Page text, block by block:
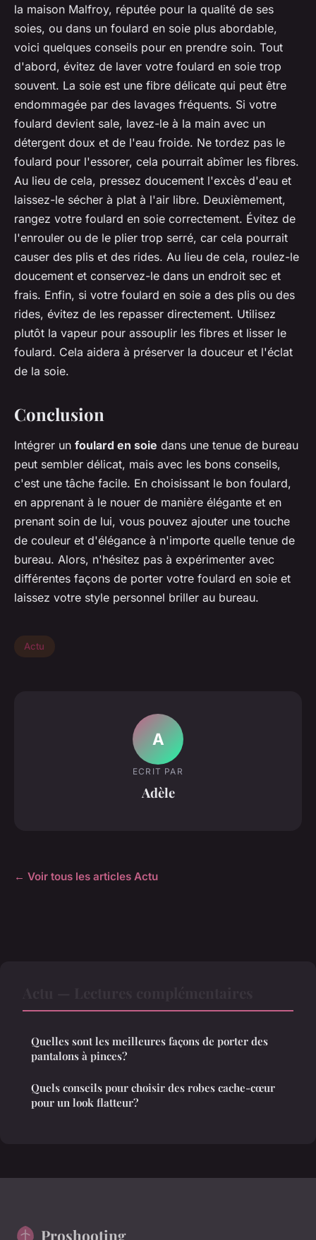
la maison Malfroy, réputée pour la qualité de ses
soies, ou dans un foulard en soie plus abordable,
voici quelques conseils pour en prendre soin. Tout
d'abord, évitez de laver votre foulard en soie trop
souvent. La soie est une fibre délicate qui peut être
endommagée par des lavages fréquents. Si votre
foulard devient sale, lavez-le à la main avec un
détergent doux et de l'eau froide. Ne tordez pas le
foulard pour l'essorer, cela pourrait abîmer les fibres.
Au lieu de cela, pressez doucement l'excès d'eau et
laissez-le sécher à plat à l'air libre. Deuxièmement,
rangez votre foulard en soie correctement. Évitez de
l'enrouler ou de le plier trop serré, car cela pourrait
causer des plis et des rides. Au lieu de cela, roulez-le
doucement et conservez-le dans un endroit sec et
frais. Enfin, si votre foulard en soie a des plis ou des
rides, évitez de les repasser directement. Utilisez
plutôt la vapeur pour assouplir les fibres et lisser le
foulard. Cela aidera à préserver la douceur et l'éclat
de la soie.
Conclusion
Intégrer un foulard en soie dans une tenue de bureau
peut sembler délicat, mais avec les bons conseils,
c'est une tâche facile. En choisissant le bon foulard,
en apprenant à le nouer de manière élégante et en
prenant soin de lui, vous pouvez ajouter une touche
de couleur et d'élégance à n'importe quelle tenue de
bureau. Alors, n'hésitez pas à expérimenter avec
différentes façons de porter votre foulard en soie et
laissez votre style personnel briller au bureau.
Actu
A
ECRIT PAR
Adèle
← Voir tous les articles Actu
Quelles sont les meilleures façons de porter des
pantalons à pinces?
Quels conseils pour choisir des robes cache-cœur
pour un look flatteur?
Proshooting